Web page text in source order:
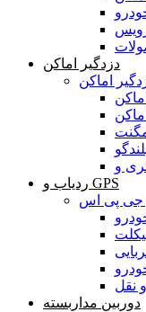
دزدگیر اماکن
اماکن
ردیاب و GPS
نقل
دوربین مداربسته